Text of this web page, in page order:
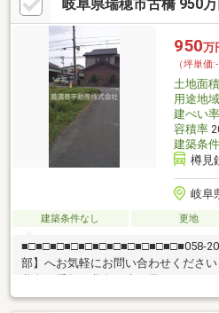
岐阜県瑞穂市古橋 950万
950万
（坪単価:-
土地面積
用途地域
建ぺい率
容積率
建築条件
樽見
岐阜
建築条件なし 更地
■□■□■□■□■□■□■□■□■□■□■□■058-
部】へお気軽にお問い合わせください
濃善不動産です！岐阜を知っている